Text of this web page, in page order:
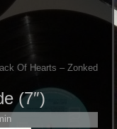
Of Hearts ‎– Zonked
(7″)